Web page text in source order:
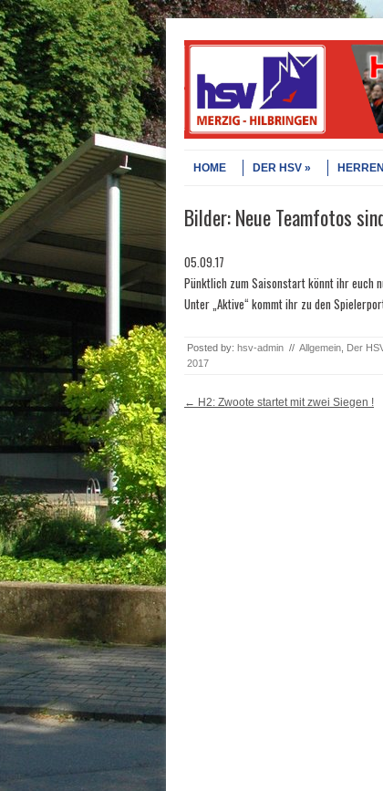
Menu
HOME
DER HSV HERREN
Bilder: Neue Teamfotos
05.09.17
Pünktlich zum Saisonstart könnt ihr euch
Unter „Aktive“ kommt ihr zu den
Posted by: hsv-admin // Allgemein Der
2017
Post navigation
← H2: Zwoote startet mit zwei Siegen !